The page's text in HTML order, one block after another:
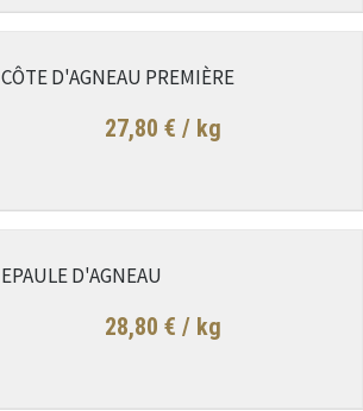
CÔTE D'AGNEAU PREMIÈRE
27,80 € / kg
EPAULE D'AGNEAU
28,80 € / kg